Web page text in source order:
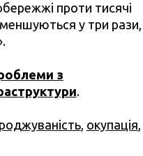
проти тисячі
у три рази,
з
.
, окупація,